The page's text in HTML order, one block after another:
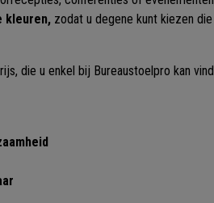
kleuren, zodat u degene kunt kiezen
die u enkel bij Bureaustoelpro kan